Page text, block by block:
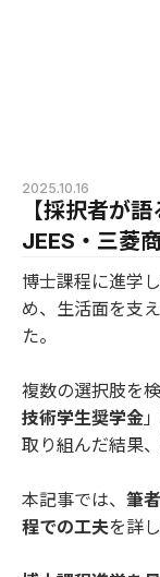
2025.10.16
【採択者が
JEES・三菱
博士課程に進学
め、生活面を支
た。
複数の選択肢を
技術学生奨学金
取り組んだ結果
本記事では、 筆
程での工夫を詳